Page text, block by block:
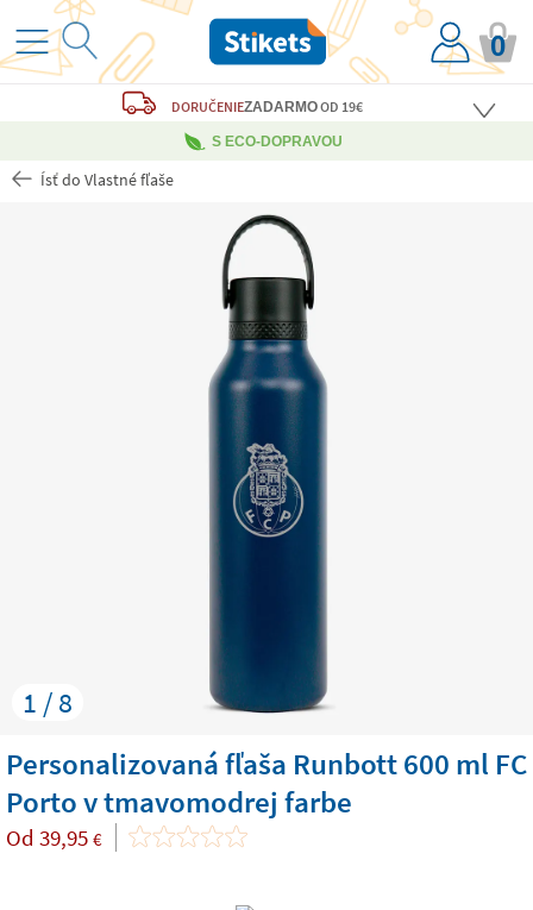
0
DORUČENIEZADARMOOD 19€
S ECO-DOPRAVOU
Ísť do Vlastné fľaše
1 / 8
Personalizovaná fľaša Runbott 600 ml FC
Porto v tmavomodrej farbe
Od 39,95 €